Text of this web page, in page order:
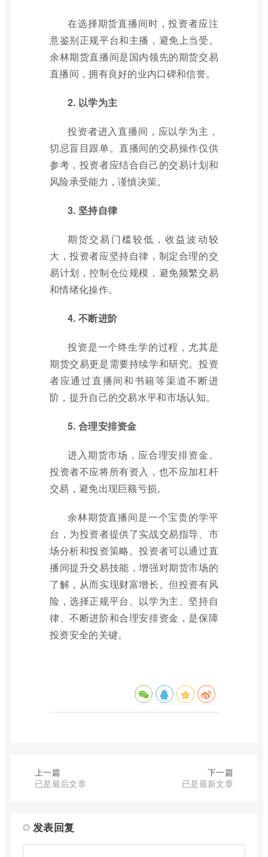
在选择期货直播间时，投资者应注
意鉴别正规平台和主播，避免上当受。
余林期货直播间是国内领先的期货交易
直播间，拥有良好的业内口碑和信誉。
2. 以学为主
投资者进入直播间，应以学为主，
切忌盲目跟单。直播间的交易操作仅供
参考，投资者应结合自己的交易计划和
风险承受能力，谨慎决策。
3. 坚持自律
期货交易门槛较低，收益波动较
大，投资者应坚持自律，制定合理的交
易计划，控制仓位规模，避免频繁交易
和情绪化操作。
4. 不断进阶
投资是一个终生学的过程，尤其是
期货交易更是需要持续学和研究。投资
者应通过直播间和书籍等渠道不断进
阶，提升自己的交易水平和市场认知。
5. 合理安排资金
进入期货市场，应合理安排资金。
投资者不应将所有资入，也不应加杠杆
交易，避免出现巨额亏损。
余林期货直播间是一个宝贵的学平
台，为投资者提供了实战交易指导、市
场分析和投资策略。投资者可以通过直
播间提升交易技能，增强对期货市场的
了解，从而实现财富增长。但投资有风
险，选择正规平台、以学为主、坚持自
律、不断进阶和合理安排资金，是保障
投资安全的关键。
上一篇
已是最后文章
下一篇
已是最新文章
发表回复